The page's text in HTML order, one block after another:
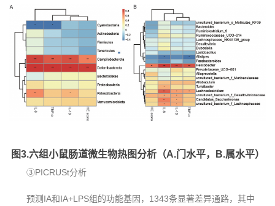
图3.六组小鼠肠道微生物热图分析（A.门水平，B.属水平）
③PICRUSt分析
预测IA和IA+LPS组的功能基因，1343条显著差异通路，其中